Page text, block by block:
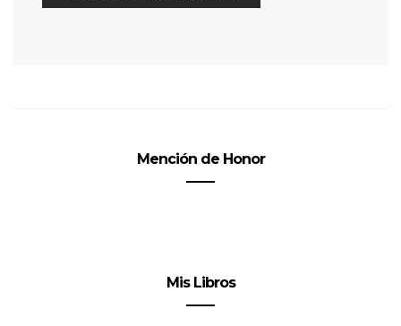
Mención de Honor
Mis Libros